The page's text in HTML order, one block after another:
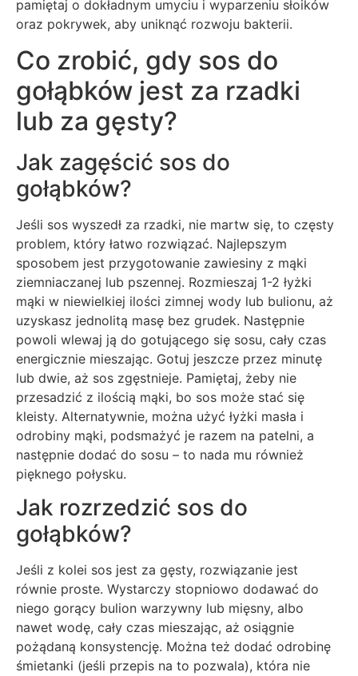
pamiętaj o dokładnym umyciu i wyparzeniu słoików
oraz pokrywek, aby uniknąć rozwoju bakterii.
Co zrobić, gdy sos do
gołąbków jest za rzadki
lub za gęsty?
Jak zagęścić sos do
gołąbków?
Jeśli sos wyszedł za rzadki, nie martw się, to częsty
problem, który łatwo rozwiązać. Najlepszym
sposobem jest przygotowanie zawiesiny z mąki
ziemniaczanej lub pszennej. Rozmieszaj 1-2 łyżki
mąki w niewielkiej ilości zimnej wody lub bulionu, aż
uzyskasz jednolitą masę bez grudek. Następnie
powoli wlewaj ją do gotującego się sosu, cały czas
energicznie mieszając. Gotuj jeszcze przez minutę
lub dwie, aż sos zgęstnieje. Pamiętaj, żeby nie
przesadzić z ilością mąki, bo sos może stać się
kleisty. Alternatywnie, można użyć łyżki masła i
odrobiny mąki, podsmażyć je razem na patelni, a
następnie dodać do sosu – to nada mu również
pięknego połysku.
Jak rozrzedzić sos do
gołąbków?
Jeśli z kolei sos jest za gęsty, rozwiązanie jest
równie proste. Wystarczy stopniowo dodawać do
niego gorący bulion warzywny lub mięsny, albo
nawet wodę, cały czas mieszając, aż osiągnie
pożądaną konsystencję. Można też dodać odrobinę
śmietanki (jeśli przepis na to pozwala), która nie